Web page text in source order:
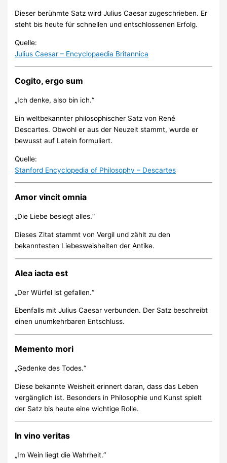
Dieser berühmte Satz wird Julius Caesar zugeschrieben. Er
steht bis heute für schnellen und entschlossenen Erfolg.
Quelle:
Julius Caesar – Encyclopaedia Britannica
Cogito, ergo sum
„Ich denke, also bin ich.“
Ein weltbekannter philosophischer Satz von René
Descartes. Obwohl er aus der Neuzeit stammt, wurde er
bewusst auf Latein formuliert.
Quelle:
Stanford Encyclopedia of Philosophy – Descartes
Amor vincit omnia
„Die Liebe besiegt alles.“
Dieses Zitat stammt von Vergil und zählt zu den
bekanntesten Liebesweisheiten der Antike.
Alea iacta est
„Der Würfel ist gefallen.“
Ebenfalls mit Julius Caesar verbunden. Der Satz beschreibt
einen unumkehrbaren Entschluss.
Memento mori
„Gedenke des Todes.“
Diese bekannte Weisheit erinnert daran, dass das Leben
vergänglich ist. Besonders in Philosophie und Kunst spielt
der Satz bis heute eine wichtige Rolle.
In vino veritas
„Im Wein liegt die Wahrheit.“